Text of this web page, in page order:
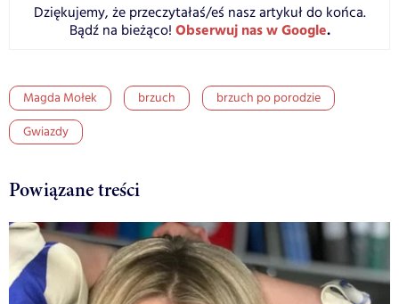
Dziękujemy, że przeczytałaś/eś nasz artykuł do końca.
Bądź na bieżąco! Obserwuj nas w Google.
Magda Mołek brzuch
brzuch po porodzie
Gwiazdy
Powiązane treści